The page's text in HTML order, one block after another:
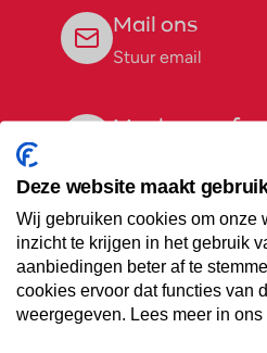
Mail ons
Stuur email
Maak een
Offerte
Vraag offerte aan
Deze website maakt
Wij gebruiken cookies om onze
inzicht te krijgen in het gebruik
aanbiedingen beter af te
cookies ervoor dat functies van
weergegeven. Lees meer in